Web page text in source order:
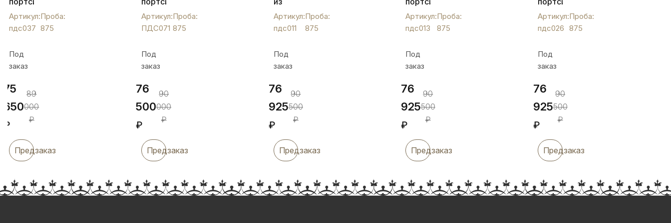
«Глянцевый»,
пдс037
Артикул:
пдс037
Проба:
875
Под
заказ
75
650
₽
89
000
₽
Предзаказ
"Четыре
капли",
ПДС071
Артикул:
ПДС071
Проба:
875
Под
заказ
76
500
₽
90
000
₽
Предзаказ
серебра
"Солнечный",
пдс011
Артикул:
пдс011
Проба:
875
Под
заказ
76
925
₽
90
500
₽
Предзаказ
"Орнамент",
пдс013
Артикул:
пдс013
Проба:
875
Под
заказ
76
925
₽
90
500
₽
Предзаказ
вертикального
открывания,
пдс026
Артикул:
пдс026
Проба:
875
Под
заказ
76
925
₽
90
500
₽
Предзаказ